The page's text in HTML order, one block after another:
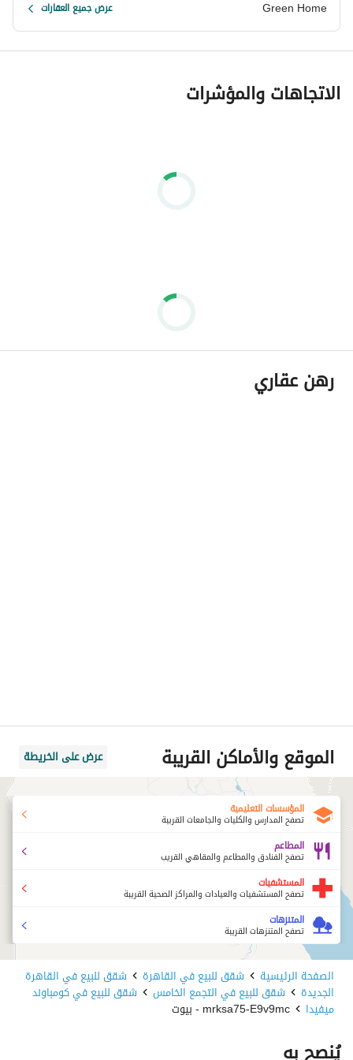
Green Home عرض جميع العقارات
الاتجاهات والمؤشرات
رهن عقاري
الموقع والأماكن القريبة عرض على الخريطة
المؤسسات التعليمية
تصفح المدارس والكليات والجامعات القريبة
المطاعم
تصفح الفنادق والمطاعم والمقاهي القريب
المستشفيات
تصفح المستشفيات والعيادات والمراكز الصحية القريبة
المتنزهات
تصفح المتنزهات القريبة
الصفحة الرئيسية شقق للبيع في القاهرة شقق للبيع في القاهرة
الجديدة شقق للبيع في التجمع الخامس شقق للبيع في كومباوند
ميفيدا mrksa75-E9v9mc - بيوت
يُنصح به